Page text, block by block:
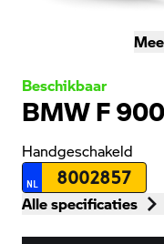
Beschikbaar
BMW F
Handgeschakeld
NL 8002857
Alle specificaties